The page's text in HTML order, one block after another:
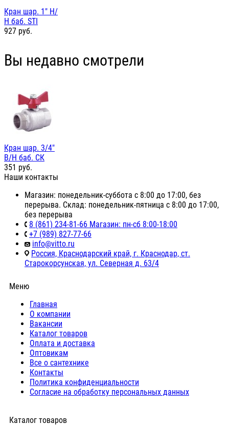
Кран шар. 1" Н/
Н баб. STI
927 руб.
Вы недавно смотрели
Кран шар. 3/4"
В/Н баб. СК
351 руб.
Наши контакты
Магазин: понедельник-суббота с 8:00 до 17:00, без
перерыва. Склад: понедельник-пятница с 8:00 до 17:00,
без перерыва
8 (861) 234-81-66 Магазин: пн-сб 8:00-18:00
+7 (989) 827-77-66
info@vitto.ru
Россия, Краснодарский край, г. Краснодар, ст.
Старокорсунская, ул. Северная д. 63/4
Меню
Главная
О компании
Вакансии
Каталог товаров
Оплата и доставка
Оптовикам
Все о сантехнике
Контакты
Политика конфиденциальности
Согласие на обработку персональных данных
Каталог товаров